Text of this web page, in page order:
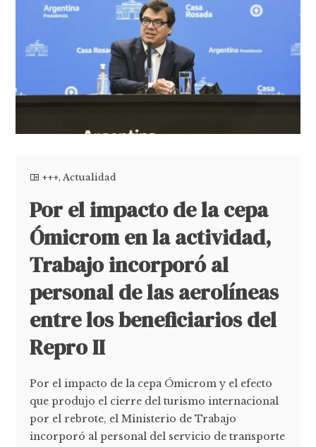
+++,Actualidad
Por el impacto de la cepa
Ómicrom en la actividad,
Trabajo incorporó al
personal de las aerolíneas
entre los beneficiarios del
Repro II
Por el impacto de la cepa Ómicrom y el efecto
que produjo el cierre del turismo internacional
por el rebrote, el Ministerio de Trabajo
incorporó al personal del servicio de transporte